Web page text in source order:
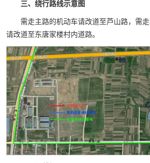
三、 绕行路线示意图
需走主路的机动车请改道至芦山路，需
请改道至东唐家楼村内道路。